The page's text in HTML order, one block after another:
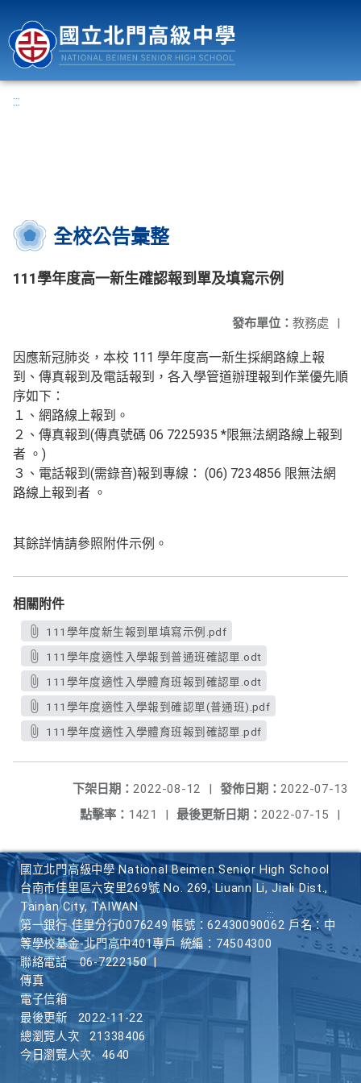
:::
全校公告彙整
111學年度高一新生確認報到單及填寫示例
發布單位： 教務處 |
因應新冠肺炎，本校 111 學年度高一新生採網路線上報
到、傳真報到及電話報到，各入學管道辦理報到作業優先順
序如下：
１、網路線上報到。
２、傳真報到(傳真號碼 06 7225935 *限無法網路線上報到
者 。)
３、電話報到(需錄音)報到專線： (06) 7234856 限無法網
路線上報到者 。
其餘詳情請參照附件示例。
相關附件
111學年度新生報到單填寫示例.pdf
111學年度適性入學報到普通班確認單.odt
111學年度適性入學體育班報到確認單.odt
111學年度適性入學報到確認單(普通班).pdf
111學年度適性入學體育班報到確認單.pdf
發佈日期： 2022-07-13
下架日期： 2022-08-12
|
最後更新日期： 2022-07-15 |
點擊率： 1421 |
國立北門高級中學 National Beimen Senior High School
台南市佳里區六安里269號 No. 269, Liuann Li, Jiali Dist.,
Tainan City, TAIWAN
第一銀行 佳里分行0076249 帳號：62430090062 戶名：中
等學校基金-北門高中401專戶 統編：74504300
聯絡電話
06-7222150
傳真
電子信箱
最後更新
2022-11-22
總瀏覽人次
21338406
今日瀏覽人次
4640